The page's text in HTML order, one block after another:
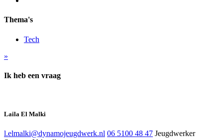
Thema's
Tech
»
Ik heb een vraag
Laila El Malki
l.elmalki@dynamojeugdwerk.nl 06 5100 48 47 Jeugdwerker